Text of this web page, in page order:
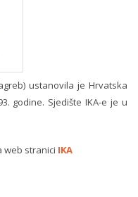
ustanovila je Hrvatska
godine. Sjedište IKA-e je u
web stranici IKA